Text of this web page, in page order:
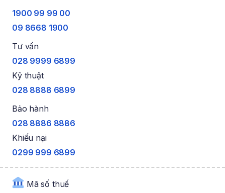
1900 99 99 00
09 8668 1900
Tư vấn
028 9999 6899
Kỹ thuật
028 8888 6899
Bảo hành
028 8886 8886
Khiếu nại
0299 999 6899
Mã số thuế